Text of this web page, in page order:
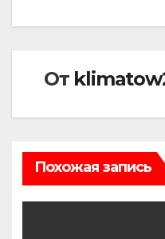
От
Похожая запись